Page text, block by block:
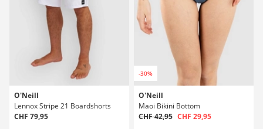
O'Neill
Lennox Stripe 21 Boardshorts
CHF 79,95
-30%
O'Neill
Maoi Bikini Bottom
CHF 42,95 CHF 29,95